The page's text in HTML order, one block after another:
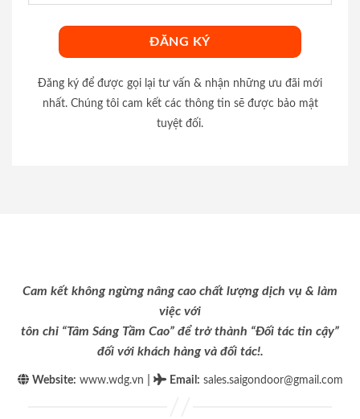
Đăng ký để được gọi lại tư vấn & nhận những ưu đãi mới
nhất. Chúng tôi cam kết các thông tin sẽ được bảo mật
tuyệt đối.
Cam kết không ngừng nâng cao chất lượng dịch vụ & làm
việc với
tôn chỉ “Tâm Sáng Tầm Cao” để trở thành “Đối tác tin cậy”
đối với khách hàng và đối tác!.
Website: www.wdg.vn Email : sales.saigondoor@gmail.com